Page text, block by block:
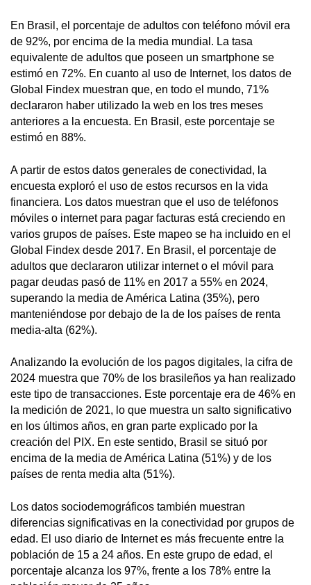
En Brasil, el porcentaje de adultos con teléfono móvil era
de 92%, por encima de la media mundial. La tasa
equivalente de adultos que poseen un smartphone se
estimó en 72%. En cuanto al uso de Internet, los datos de
Global Findex muestran que, en todo el mundo, 71%
declararon haber utilizado la web en los tres meses
anteriores a la encuesta. En Brasil, este porcentaje se
estimó en 88%.
A partir de estos datos generales de conectividad, la
encuesta exploró el uso de estos recursos en la vida
financiera. Los datos muestran que el uso de teléfonos
móviles o internet para pagar facturas está creciendo en
varios grupos de países. Este mapeo se ha incluido en el
Global Findex desde 2017. En Brasil, el porcentaje de
adultos que declararon utilizar internet o el móvil para
pagar deudas pasó de 11% en 2017 a 55% en 2024,
superando la media de América Latina (35%), pero
manteniéndose por debajo de la de los países de renta
media-alta (62%).
Analizando la evolución de los pagos digitales, la cifra de
2024 muestra que 70% de los brasileños ya han realizado
este tipo de transacciones. Este porcentaje era de 46% en
la medición de 2021, lo que muestra un salto significativo
en los últimos años, en gran parte explicado por la
creación del PIX. En este sentido, Brasil se situó por
encima de la media de América Latina (51%) y de los
países de renta media alta (51%).
Los datos sociodemográficos también muestran
diferencias significativas en la conectividad por grupos de
edad. El uso diario de Internet es más frecuente entre la
población de 15 a 24 años. En este grupo de edad, el
porcentaje alcanza los 97%, frente a los 78% entre la